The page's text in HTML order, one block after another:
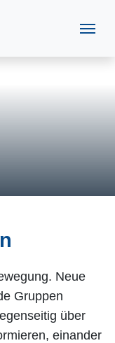
Neue
Gruppen
über
einander